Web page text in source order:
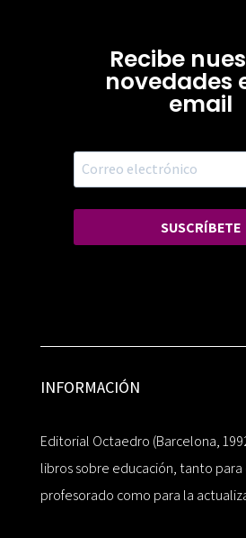
Recibe
novedades
email
SUSCRÍBETE
INFORMACIÓN
Editorial Octaedro (Barcelona,
libros sobre educación, tanto
profesorado como para la